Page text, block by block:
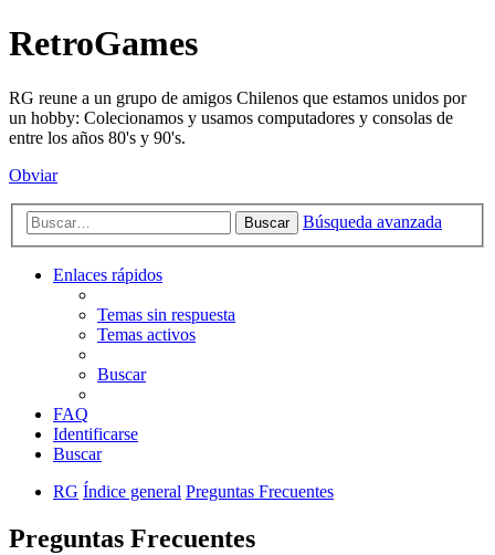
RetroGames
RG reune a un grupo de amigos Chilenos que estamos unidos por
un hobby: Colecionamos y usamos computadores y consolas de
entre los años 80's y 90's.
Obviar
Buscar Búsqueda avanzada
Enlaces rápidos
Temas sin respuesta
Temas activos
Buscar
FAQ
Identificarse
Buscar
RG Índice general Preguntas Frecuentes
Preguntas Frecuentes